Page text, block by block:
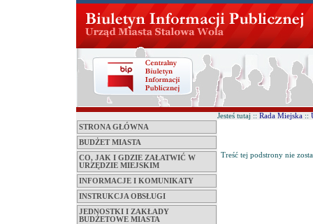
STRONA GŁÓWNA
BUDŻET MIASTA
CO, JAK I GDZIE ZAŁATWIĆ W
URZĘDZIE MIEJSKIM
INFORMACJE I KOMUNIKATY
INSTRUKCJA OBSŁUGI
JEDNOSTKI I ZAKŁADY
BUDŻETOWE MIASTA
Jesteś tutaj :: Rada Miejska ::
Treść tej podstrony nie